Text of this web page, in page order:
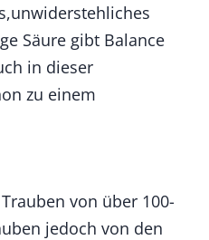
Säure gibt Balance
in dieser
zu einem
von über 100-
jedoch von den